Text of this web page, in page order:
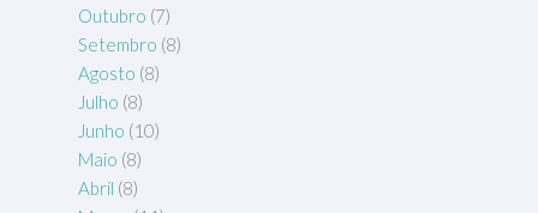
Outubro (7)
Setembro (8)
Agosto (8)
Julho (8)
Junho (10)
Maio (8)
Abril (8)